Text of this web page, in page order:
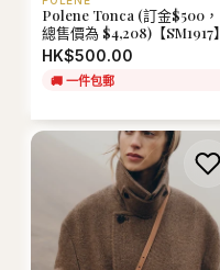
Polene Tonca (訂金$500，
總售價為 $4,208)【SM1917】
HK$500.00
🚚 一件包郵